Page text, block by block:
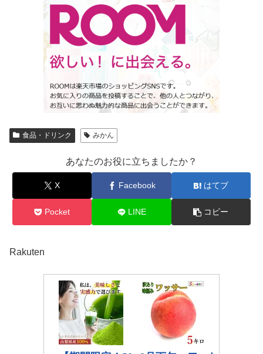
食品・ドリンク みかん
あなたのお役に立ちましたか？
X Facebook はてブ
Pocket LINE コピー
Rakuten